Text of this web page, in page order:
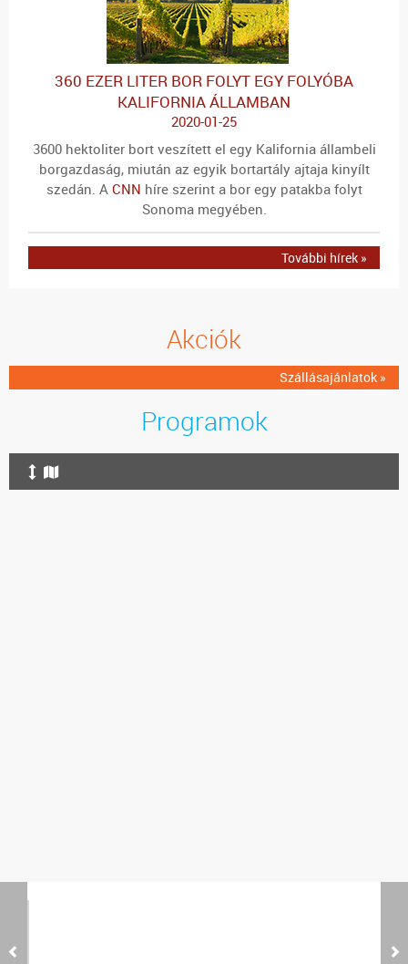
360 EZER LITER BOR FOLYT EGY FOLYÓBA
KALIFORNIA ÁLLAMBAN
2020-01-25
3600 hektoliter bort veszített el egy Kalifornia állambeli
borgazdaság, miután az egyik bortartály ajtaja kinyílt
szedán. A CNN híre szerint a bor egy patakba folyt
Sonoma megyében.
További hírek »
Akciók
Szállásajánlatok »
Programok